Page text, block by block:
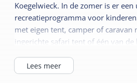
Koegelwieck. In de zomer is er een
recreatieprogramma voor
met eigen tent, camper of caravan
ingerichte safari tent of één van de
Lees meer